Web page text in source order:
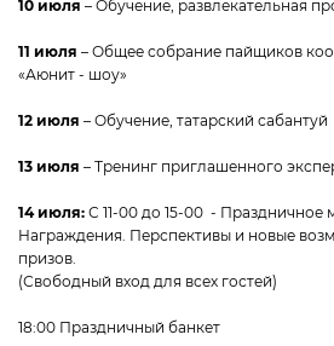
10 июля – Обучение, развлекательная
11 июля – Общее собрание пайщиков
«Аюнит - шоу»
12 июля – Обучение, татарский сабантуй
13 июля – Тренинг приглашенного
14 июля: С 11-00 до 15-00 - Праздничное
Награждения. Перспективы и новые
призов.
(Свободный вход для всех гостей)
18:00 Праздничный банкет